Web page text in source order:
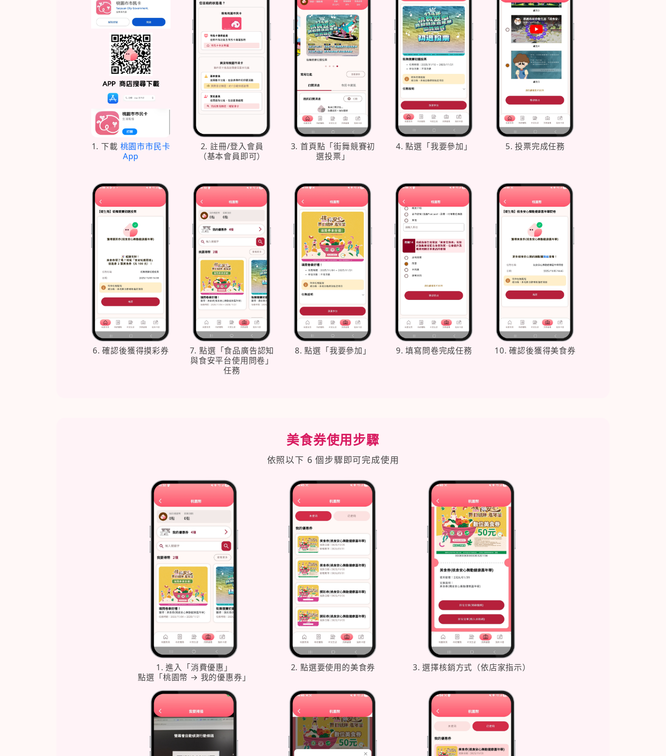
1. 下載 桃園市市民卡
App
2. 註冊/登入會員
（基本會員即可）
3. 首頁點「街舞競賽初
選投票」
4. 點選「我要參加」 5. 投票完成任務
6. 確認後獲得摸彩券
7. 點選「食品廣告認知
與食安平台使用問卷」
任務
8. 點選「我要參加」 9. 填寫問卷完成任務 10. 確認後獲得美食券
美食券使用步驟
依照以下 6 個步驟即可完成使用
1. 進入「消費優惠」
點選「桃園幣 → 我的優惠券」
2. 點選要使用的美食券 3. 選擇核銷方式（依店家指示）